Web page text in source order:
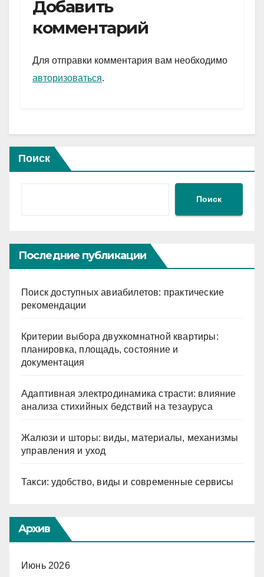
gr
a
m
s
A
p
и
Добавить
комментарий
Для отправки комментария вам необходимо
авторизоваться.
Поиск
Поиск
Последние публикации
Поиск доступных авиабилетов: практические
рекомендации
Критерии выбора двухкомнатной квартиры:
планировка, площадь, состояние и
документация
Адаптивная электродинамика страсти: влияние
анализа стихийных бедствий на тезауруса
Жалюзи и шторы: виды, материалы, механизмы
управления и уход
Такси: удобство, виды и современные сервисы
Архив
Июнь 2026